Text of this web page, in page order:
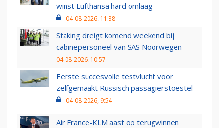
winst Lufthansa hard omlaag
04-08-2026, 11:38
Staking dreigt komend weekend bij
cabinepersoneel van SAS Noorwegen
04-08-2026, 10:57
Eerste succesvolle testvlucht voor
zelfgemaakt Russisch passagierstoestel
04-08-2026, 9:54
Air France-KLM aast op terugwinnen